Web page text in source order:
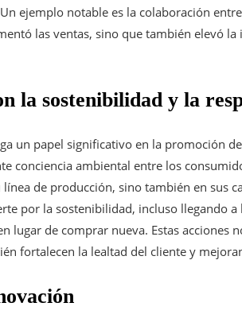
ejemplo notable es la colaboración
las ventas, sino que también elevó
la sostenibilidad y la
un papel significativo en la promoción
conciencia ambiental entre los
de producción, sino también en sus
por la sostenibilidad, incluso llegando a
lugar de comprar nueva. Estas acciones
fortalecen la lealtad del cliente y